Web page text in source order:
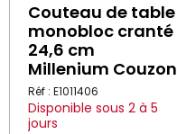
Couteau de table
monobloc cranté
24,6 cm
Millenium Couzon
Réf : E1011406
Disponible sous 2 à 5
jours